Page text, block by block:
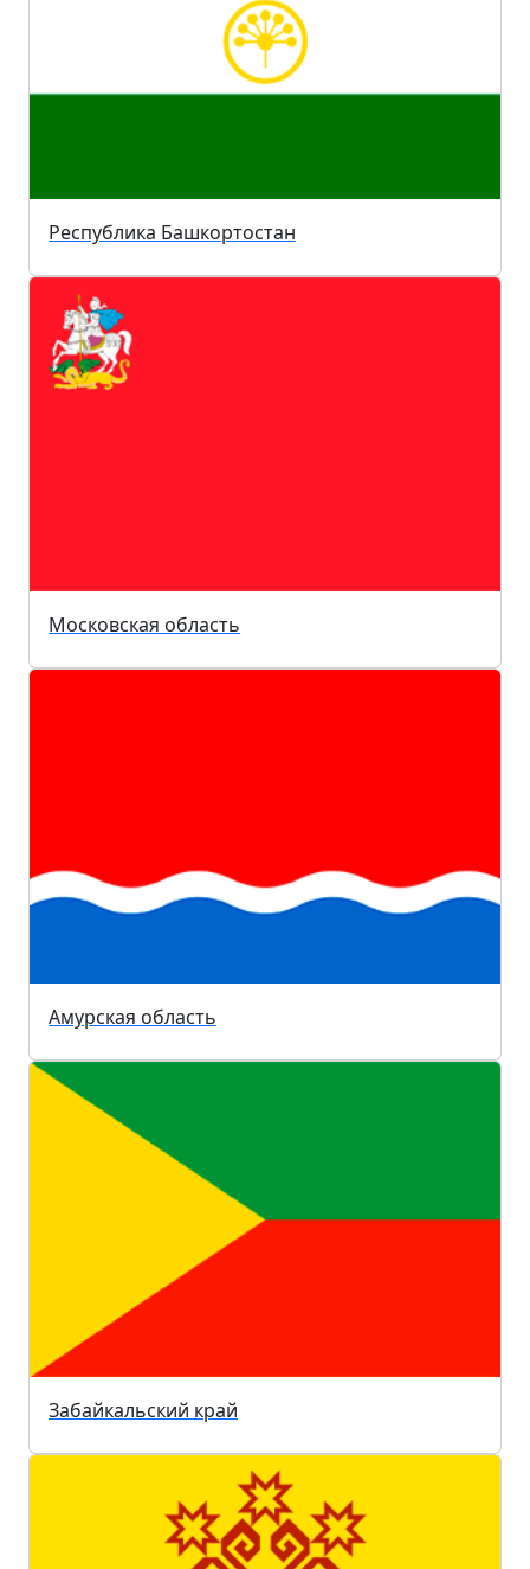
Республика Башкортостан
Московская область
Амурская область
Забайкальский край